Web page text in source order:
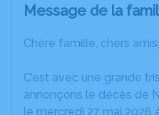
Message de la
Chère famille, chers amis,
C’est avec une grande
annonçons le décès de
le mercredi 27 mai 2026